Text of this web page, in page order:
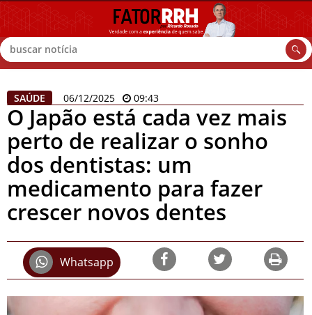
Buscar
SAÚDE 06/12/2025 09:43
O Japão está cada vez mais
perto de realizar o sonho
dos dentistas: um
medicamento para fazer
crescer novos dentes
Whatsapp